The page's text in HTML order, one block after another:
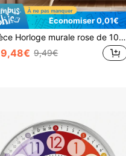
Économiser 0,01€
1 pièce Horloge murale rose de 10 pouces/12 pouces avec papillon - Horloge ronde à piles silencieuse avec un design de papillon charmant, parfaite pour la maison, le café, la cuisine, la salle de bain, la chambre, etc. (Piles non incluses), Décoration d'horloge de papillon pour la maison
9,48€ 9,49€